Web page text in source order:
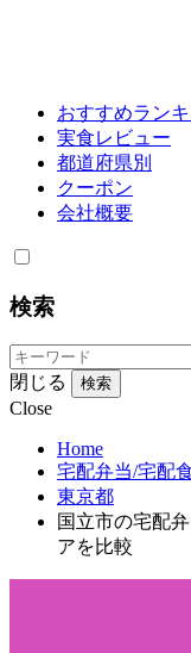
おすすめラン
実食レビュー
都道府県別
クーポン
会社概要
検索
閉じる 検索
Close
Home
宅配弁当/宅配
東京都
国立市の宅配
アを比較